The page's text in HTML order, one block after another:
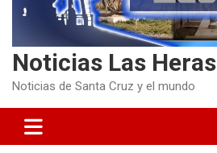
Noticias Las Heras
Noticias de Santa Cruz y el mundo